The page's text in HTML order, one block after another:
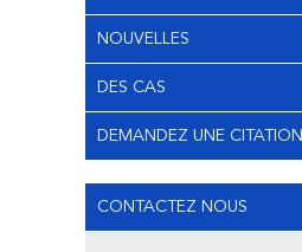
NOUVELLES
DES CAS
DEMANDEZ UNE CITATION
CONTACTEZ NOUS